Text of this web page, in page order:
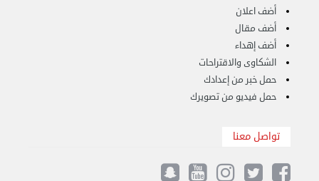
هاف لوري قط أغراض واثاث للمحرقة 65007374 في ...
الأحد 24 سبتمبر 2023 11:10 ص
أضف اعلان
أضف مقال
أضف إهداء
الشكاوى والاقتراحات
حمل خبر من إعدادك
حمل فيديو من تصويرك
تواصل معنا